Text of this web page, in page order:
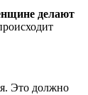
делают
Это должно